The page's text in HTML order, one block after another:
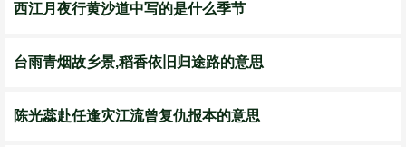
西江月夜行黄沙道中写的是什么季节
台雨青烟故乡景,稻香依旧归途路的意思
陈光蕊赴任逢灾江流曾复仇报本的意思